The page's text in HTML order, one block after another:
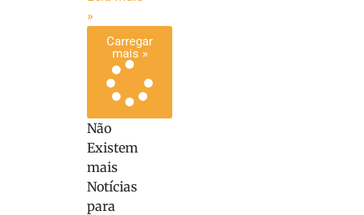
»
Carregar
mais »
Não
Existem
mais
Notícias
para